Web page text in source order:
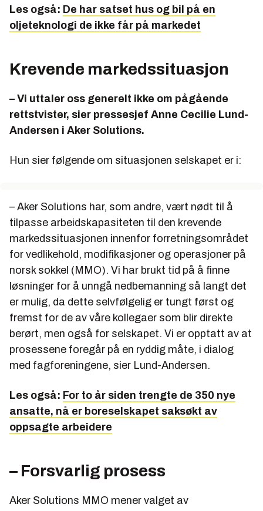
Les også: De har satset hus og bil på en
oljeteknologi de ikke får på markedet
Krevende markedssituasjon
– Vi uttaler oss generelt ikke om pågående
rettstvister, sier pressesjef Anne Cecilie Lund-
Andersen i Aker Solutions.
Hun sier følgende om situasjonen selskapet er i:
– Aker Solutions har, som andre, vært nødt til å
tilpasse arbeidskapasiteten til den krevende
markedssituasjonen innenfor forretningsområdet
for vedlikehold, modifikasjoner og operasjoner på
norsk sokkel (MMO). Vi har brukt tid på å finne
løsninger for å unngå nedbemanning så langt det
er mulig, da dette selvfølgelig er tungt først og
fremst for de av våre kollegaer som blir direkte
berørt, men også for selskapet. Vi er opptatt av at
prosessene foregår på en ryddig måte, i dialog
med fagforeningene, sier Lund-Andersen.
Les også: For to år siden trengte de 350 nye
ansatte, nå er boreselskapet saksøkt av
oppsagte arbeidere
– Forsvarlig prosess
Aker Solutions MMO mener valget av